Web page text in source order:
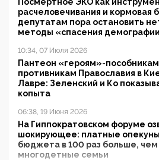
расчеловечивания и кормовая
депутатам пора остановить
методы «спасения
10:34, 07 Июля 2026
Пантеон «героям»-
противникам Православия в
Лавре: Зеленский и Ко
копыта
06:38, 19 Июня 2026
На Гиппократовском форуме
шокирующее: платные
бюджета в 100 раз больше,
многодетные семьи